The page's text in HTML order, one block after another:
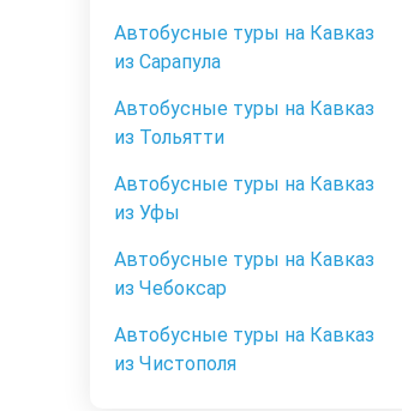
Автобусные туры на Кавказ
из Сарапула
Автобусные туры на Кавказ
из Тольятти
Автобусные туры на Кавказ
из Уфы
Автобусные туры на Кавказ
из Чебоксар
Автобусные туры на Кавказ
из Чистополя